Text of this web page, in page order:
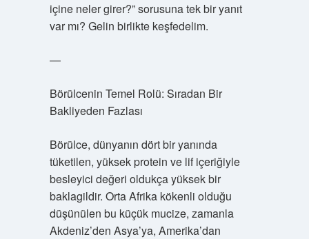
içine neler girer?” sorusuna tek bir yanıt
var mı? Gelin birlikte keşfedelim.
—
Börülcenin Temel Rolü: Sıradan Bir
Bakliyeden Fazlası
Börülce, dünyanın dört bir yanında
tüketilen, yüksek protein ve lif içeriğiyle
besleyici değeri oldukça yüksek bir
baklagildir. Orta Afrika kökenli olduğu
düşünülen bu küçük mucize, zamanla
Akdeniz’den Asya’ya, Amerika’dan